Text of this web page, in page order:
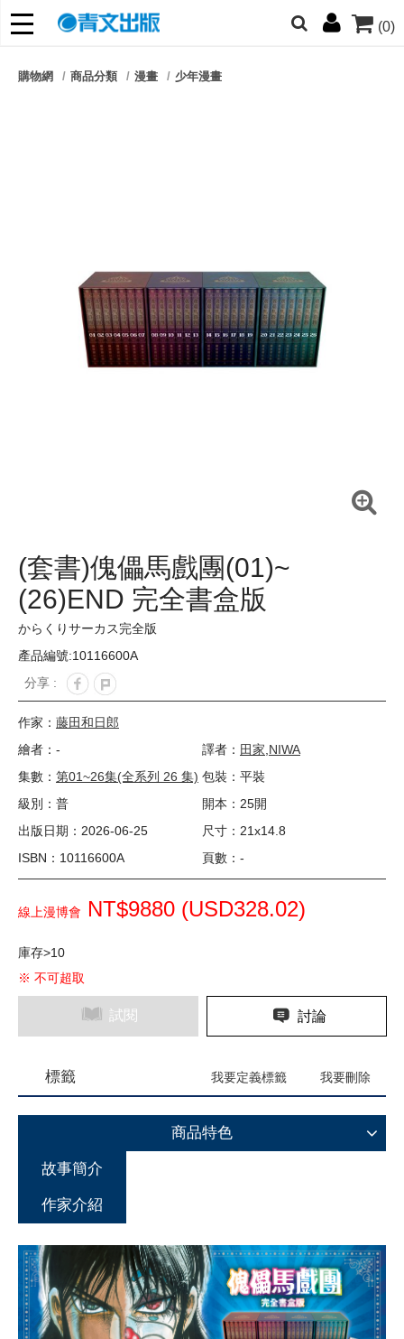
(0)
朋友們，提高警覺！
購物網 商品分類 漫畫 少年漫畫
(套書)傀儡馬戲團(01)~
(26)END 完全書盒版
からくりサーカス完全版
產品編號:10116600A
分享 :
作家： 藤田和日郎
繪者：-
譯者： 田家,NIWA
集數： 第01~26集(全系列 26 集) 包裝：平裝
級別：普
開本：25開
出版日期：2026-06-25
尺寸：21x14.8
ISBN：10116600A
頁數：-
線上漫博會 NT$9880 (USD328.02)
庫存>10
※ 不可超取
試閱 討論
標籤 我要定義標籤 我要刪除
商品特色
故事簡介
作家介紹